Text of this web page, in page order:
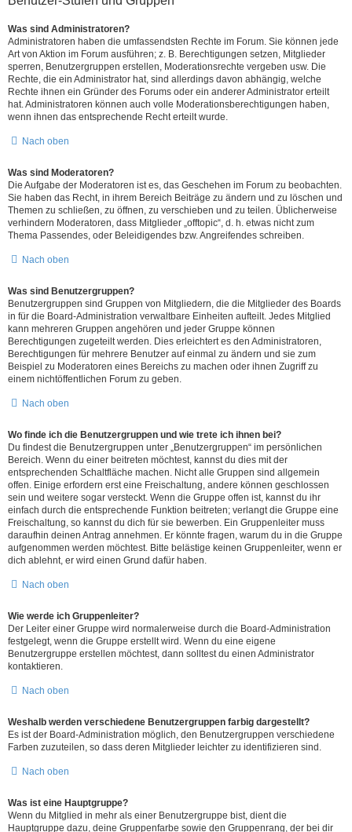
Was sind Administratoren?
Administratoren haben die umfassendsten Rechte im Forum. Sie können jede
Art von Aktion im Forum ausführen; z. B. Berechtigungen setzen, Mitglieder
sperren, Benutzergruppen erstellen, Moderationsrechte vergeben usw. Die
Rechte, die ein Administrator hat, sind allerdings davon abhängig, welche
Rechte ihnen ein Gründer des Forums oder ein anderer Administrator erteilt
hat. Administratoren können auch volle Moderationsberechtigungen haben,
wenn ihnen das entsprechende Recht erteilt wurde.
Nach oben
Was sind Moderatoren?
Die Aufgabe der Moderatoren ist es, das Geschehen im Forum zu beobachten.
Sie haben das Recht, in ihrem Bereich Beiträge zu ändern und zu löschen und
Themen zu schließen, zu öffnen, zu verschieben und zu teilen. Üblicherweise
verhindern Moderatoren, dass Mitglieder „offtopic“, d. h. etwas nicht zum
Thema Passendes, oder Beleidigendes bzw. Angreifendes schreiben.
Nach oben
Was sind Benutzergruppen?
Benutzergruppen sind Gruppen von Mitgliedern, die die Mitglieder des Boards
in für die Board-Administration verwaltbare Einheiten aufteilt. Jedes Mitglied
kann mehreren Gruppen angehören und jeder Gruppe können
Berechtigungen zugeteilt werden. Dies erleichtert es den Administratoren,
Berechtigungen für mehrere Benutzer auf einmal zu ändern und sie zum
Beispiel zu Moderatoren eines Bereichs zu machen oder ihnen Zugriff zu
einem nichtöffentlichen Forum zu geben.
Nach oben
Wo finde ich die Benutzergruppen und wie trete ich ihnen bei?
Du findest die Benutzergruppen unter „Benutzergruppen“ im persönlichen
Bereich. Wenn du einer beitreten möchtest, kannst du dies mit der
entsprechenden Schaltfläche machen. Nicht alle Gruppen sind allgemein
offen. Einige erfordern erst eine Freischaltung, andere können geschlossen
sein und weitere sogar versteckt. Wenn die Gruppe offen ist, kannst du ihr
einfach durch die entsprechende Funktion beitreten; verlangt die Gruppe eine
Freischaltung, so kannst du dich für sie bewerben. Ein Gruppenleiter muss
daraufhin deinen Antrag annehmen. Er könnte fragen, warum du in die Gruppe
aufgenommen werden möchtest. Bitte belästige keinen Gruppenleiter, wenn er
dich ablehnt, er wird einen Grund dafür haben.
Nach oben
Wie werde ich Gruppenleiter?
Der Leiter einer Gruppe wird normalerweise durch die Board-Administration
festgelegt, wenn die Gruppe erstellt wird. Wenn du eine eigene
Benutzergruppe erstellen möchtest, dann solltest du einen Administrator
kontaktieren.
Nach oben
Weshalb werden verschiedene Benutzergruppen farbig dargestellt?
Es ist der Board-Administration möglich, den Benutzergruppen verschiedene
Farben zuzuteilen, so dass deren Mitglieder leichter zu identifizieren sind.
Nach oben
Was ist eine Hauptgruppe?
Wenn du Mitglied in mehr als einer Benutzergruppe bist, dient die
Hauptgruppe dazu, deine Gruppenfarbe sowie den Gruppenrang, der bei dir